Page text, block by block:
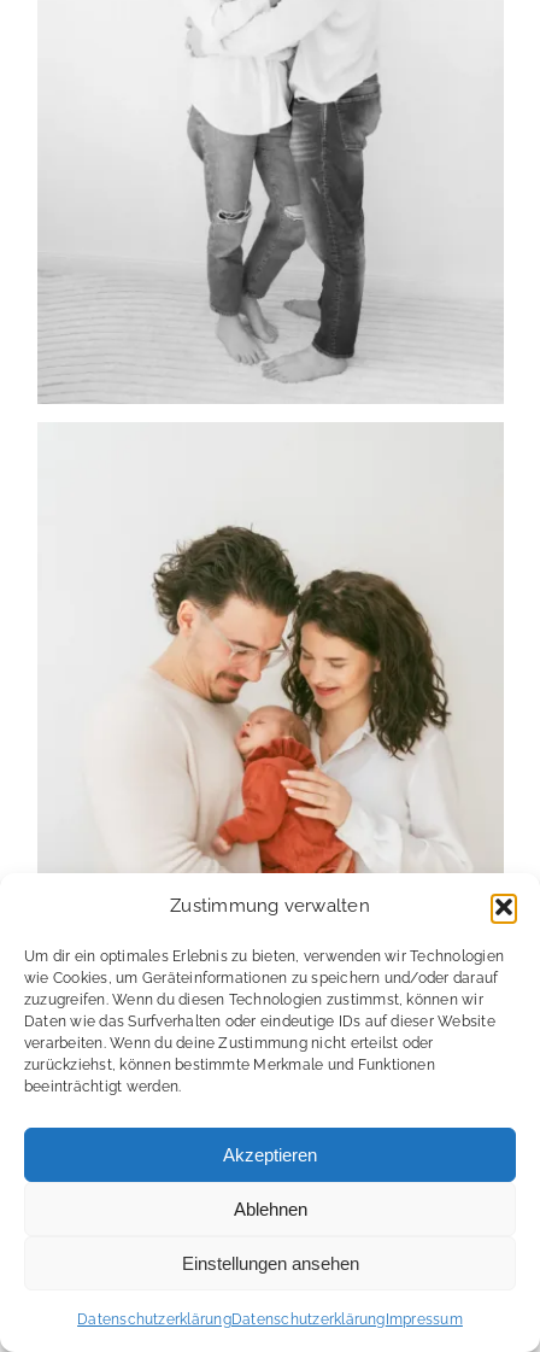
Zustimmung verwalten
Um dir ein optimales Erlebnis zu bieten, verwenden wir Technologien
wie Cookies, um Geräteinformationen zu speichern und/oder darauf
zuzugreifen. Wenn du diesen Technologien zustimmst, können wir
Daten wie das Surfverhalten oder eindeutige IDs auf dieser Website
verarbeiten. Wenn du deine Zustimmung nicht erteilst oder
zurückziehst, können bestimmte Merkmale und Funktionen
beeinträchtigt werden.
Akzeptieren
Ablehnen
Einstellungen ansehen
DatenschutzerklärungDatenschutzerklärung Impressum